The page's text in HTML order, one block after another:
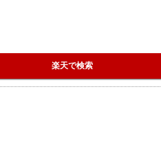
楽天で検索